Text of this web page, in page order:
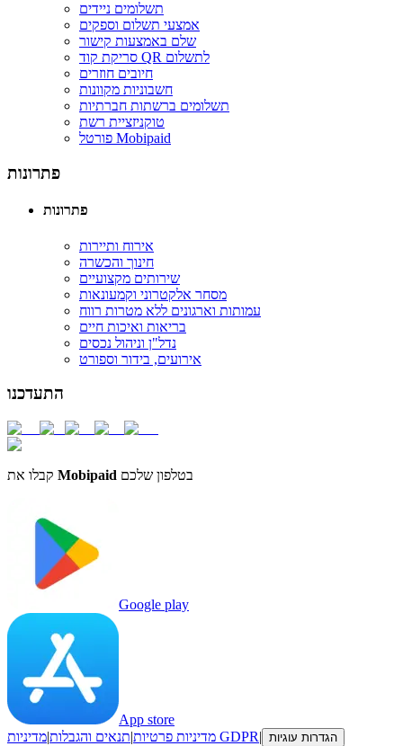
תשלומים ניידים
אמצעי תשלום וספקים
שלם באמצעות קישור
סריקת קוד QR לתשלום
חיובים חוזרים
חשבוניות מקוונות
תשלומים ברשתות חברתיות
טוקניזציית רשת
פורטל Mobipaid
פתרונות
פתרונות
אירוח ותיירות
חינוך והכשרה
שירותים מקצועיים
מסחר אלקטרוני וקמעונאות
עמותות וארגונים ללא מטרות רווח
בריאות ואיכות חיים
נדל"ן וניהול נכסים
אירועים, בידור וספורט
התעדכנו
Mobipaid בטלפון שלכם
Google play
App store
מדיניות פרטיות|תנאים והגבלות| מדיניות GDPR| הגדרות עוגיות